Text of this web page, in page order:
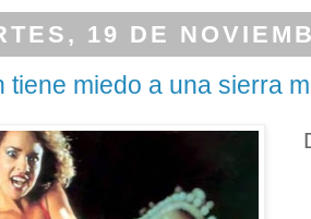
19 DE
tiene miedo a una sierra